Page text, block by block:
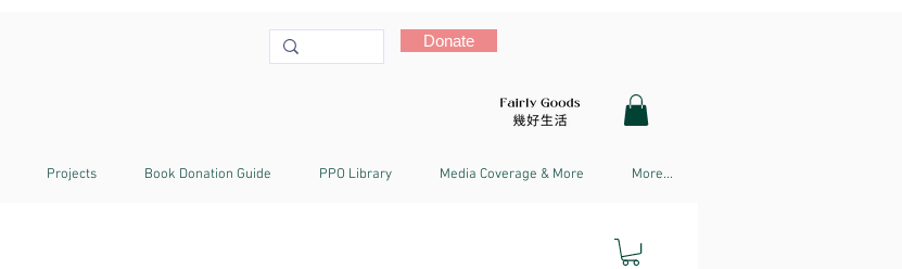
Donate
Projects Book Donation Guide PPO Library Media Coverage & More More...